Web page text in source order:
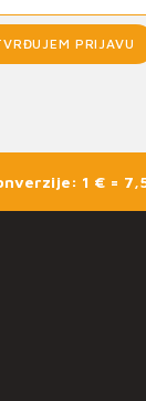
PRIJAVU
1 € =